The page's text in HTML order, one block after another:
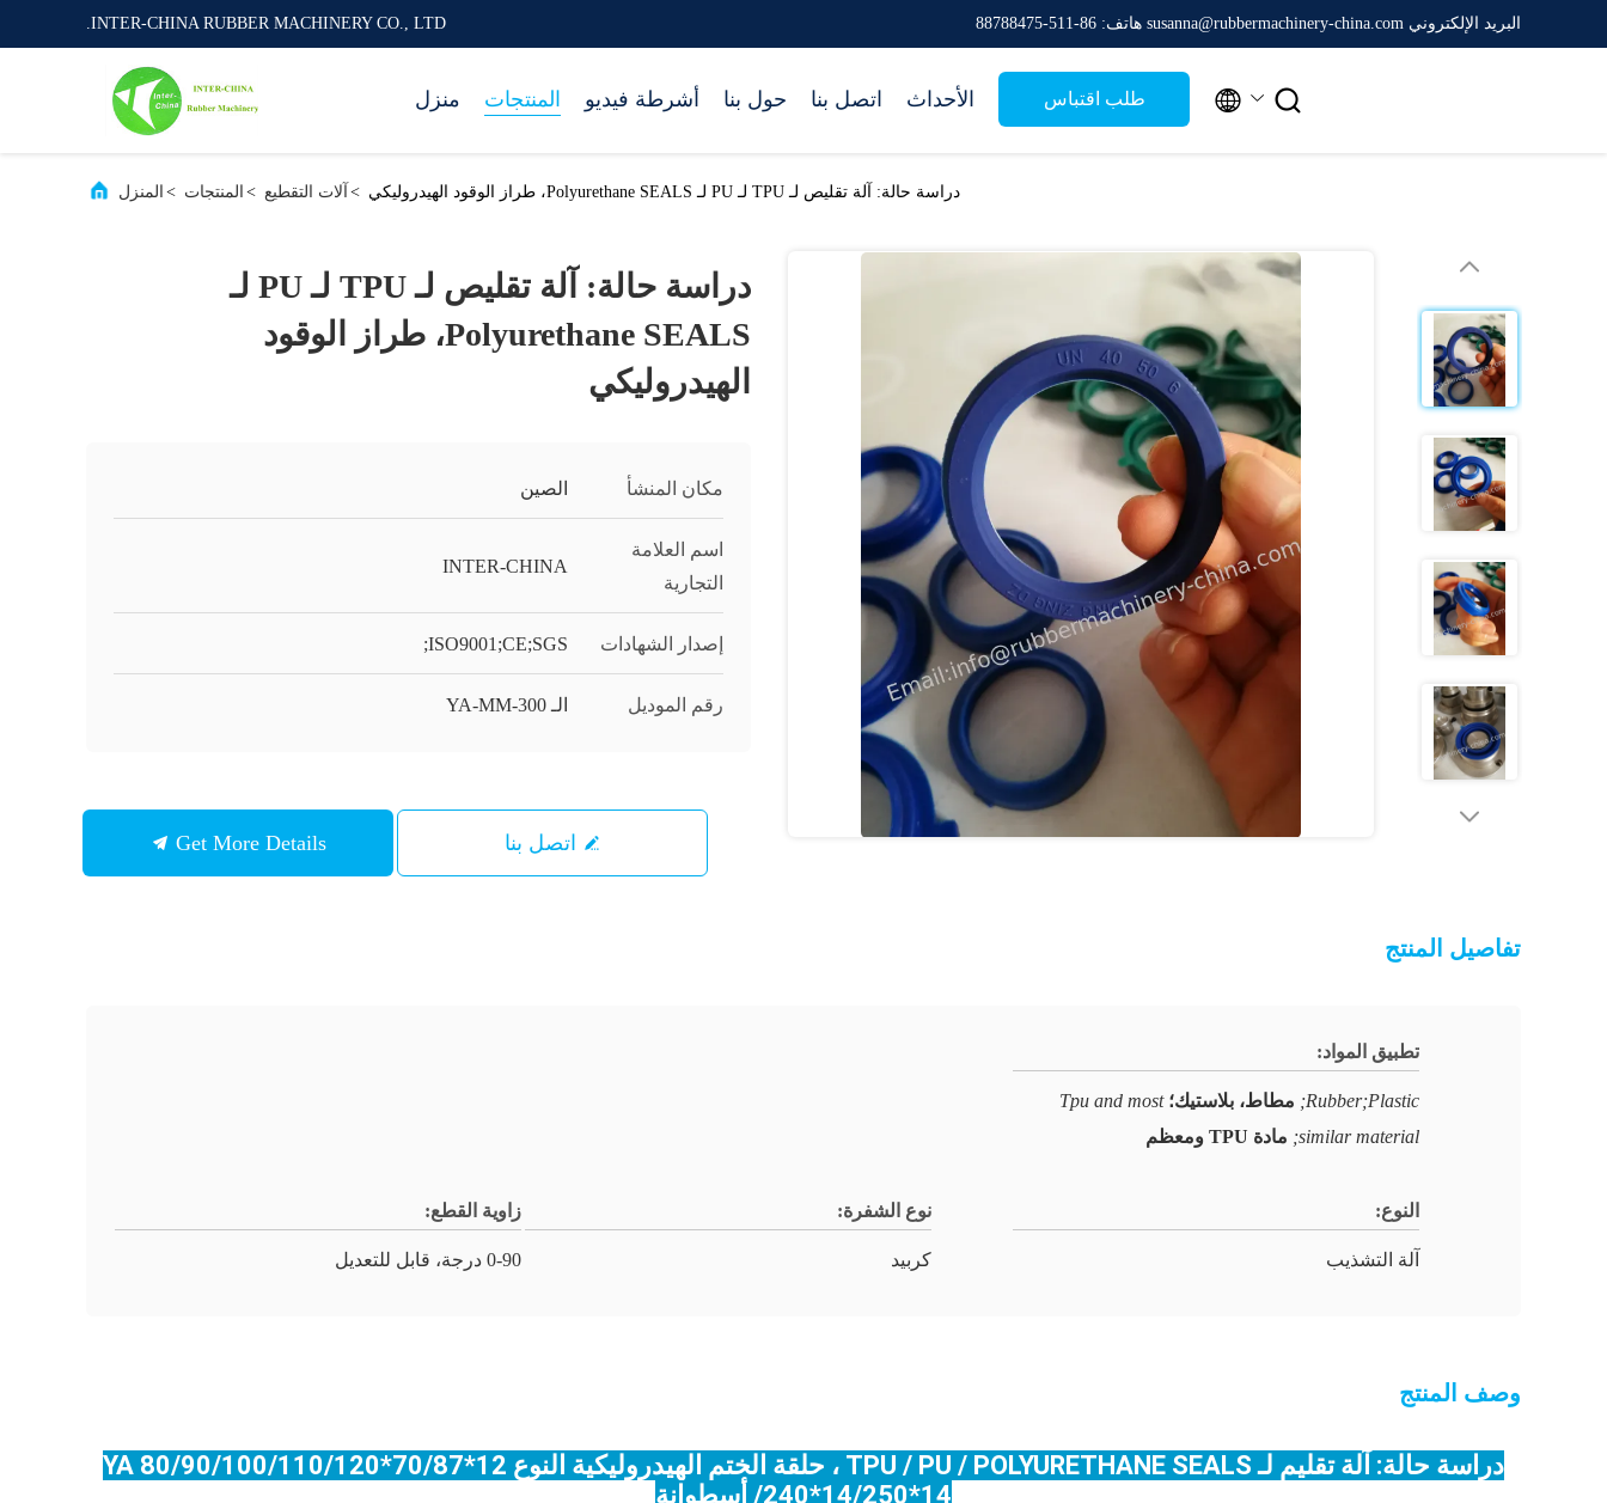
INTER-CHINA RUBBER MACHINERY CO., LTD. البريد الإلكتروني susanna@rubbermachinery-china.com هاتف: 86-511-88788475
منزل المنتجات أشرطة فيديو حول بنا اتصل بنا الأحداث طلب اقتباس  
المنزل > المنتجات > آلات التقطيع > دراسة حالة: آلة تقليص لـ TPU لـ PU لـ Polyurethane SEALS، طراز الوقود الهيدروليكي
دراسة حالة: آلة تقليص لـ TPU لـ PU لـ
Polyurethane SEALS، طراز الوقود
الهيدروليكي
مكان المنشأ الصين
اسم العلامة
التجارية
INTER-CHINA
إصدار الشهادات ISO9001;CE;SGS;
رقم الموديل الـ YA-MM-300
اتصل بنا Get More Details
تفاصيل المنتج
تطبيق المواد:
Rubber;Plastic; مطاط، بلاستيك؛ Tpu and most
similar material; مادة TPU ومعظم
النوع:
آلة التشذيب
نوع الشفرة:
كربيد
زاوية القطع:
0-90 درجة، قابل للتعديل
وصف المنتج
دراسة حالة: آلة تقليم لـ TPU / PU / POLYURETHANE SEALS ، حلقة الختم الهيدروليكية النوع YA 80/90/100/110/120*70/87*12
/240*14/250*14 أسطوانة